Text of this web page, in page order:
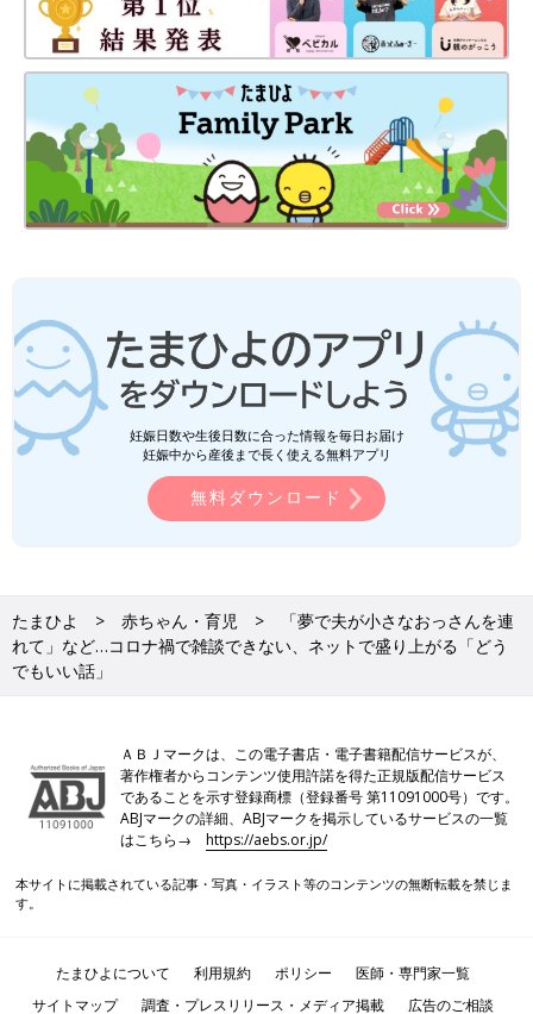
■文中のコメントは口コミサイト「ウィメンズパーク」の投稿を
抜粋したものです。
ついに、某アニメブームが我が家に
も！？[10年ぶりに出産しました#187]
2021年もよろしくお願いします！マォです！
妊娠日数や生後日数に合った情報を毎日お届け
妊娠中から産後まで長く使える無料アプリ
無料ダウンロード
たまひよ 赤ちゃん・育児
「夢で夫が小さなおっさんを連
れて」など…コロナ禍で雑談できない、ネットで盛り上がる「どう
でもいい話」
ＡＢＪマークは、この電子書店・電子書籍配信サービスが、
著作権者からコンテンツ使用許諾を得た正規版配信サービス
であることを示す登録商標（登録番号 第11091000号）です。
ABJマークの詳細、ABJマークを掲示しているサービスの一覧
はこちら→https://aebs.or.jp/
本サイトに掲載されている記事・写真・イラスト等のコンテンツの無断転載を禁じま
す。
たまひよについて 利用規約 ポリシー
医師・専門家一覧
サイトマップ
調査・プレスリリース・メディア掲載 広告のご相談